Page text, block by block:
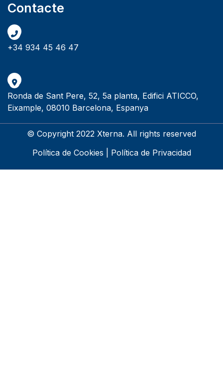
Contacte
+34 934 45 46 47
Ronda de Sant Pere, 52, 5a planta, Edifici ATICCO,
Eixample, 08010 Barcelona, Espanya
© Copyright 2022 Xterna. All rights reserved
Política de Cookies
Política de Privacidad